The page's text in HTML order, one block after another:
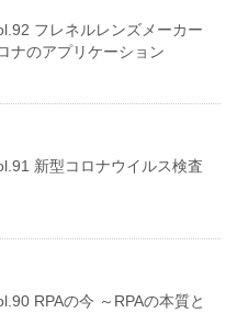
フレネルレンズメーカー
ナのアプリケーション
新型コロナウイルス検査
RPAの今 ～RPAの本質と